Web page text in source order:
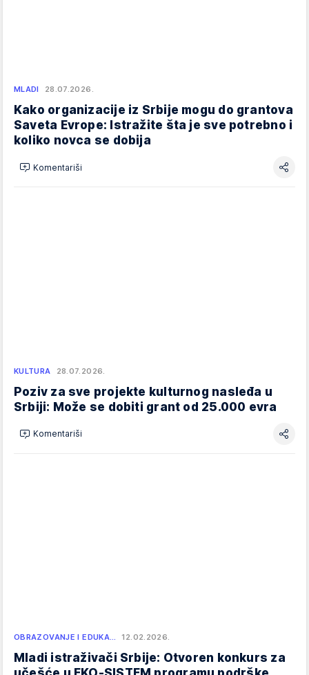
MLADI 28.07.2026.
Kako organizacije iz Srbije mogu do grantova
Saveta Evrope: Istražite šta je sve potrebno i
koliko novca se dobija
Komentariši
KULTURA 28.07.2026.
Poziv za sve projekte kulturnog nasleđa u
Srbiji: Može se dobiti grant od 25.000 evra
Komentariši
OBRAZOVANJE I EDUKA… 12.02.2026.
Mladi istraživači Srbije: Otvoren konkurs za